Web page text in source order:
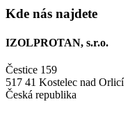
Kde nás najdete
IZOLPROTAN, s.r.o.
Čestice 159
517 41 Kostelec nad Orlicí
Česká republika